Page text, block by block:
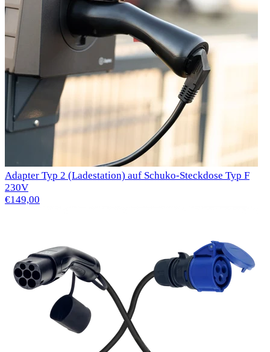
Adapter Typ 2 (Ladestation) auf Schuko-Steckdose Typ F
230V
€149,00